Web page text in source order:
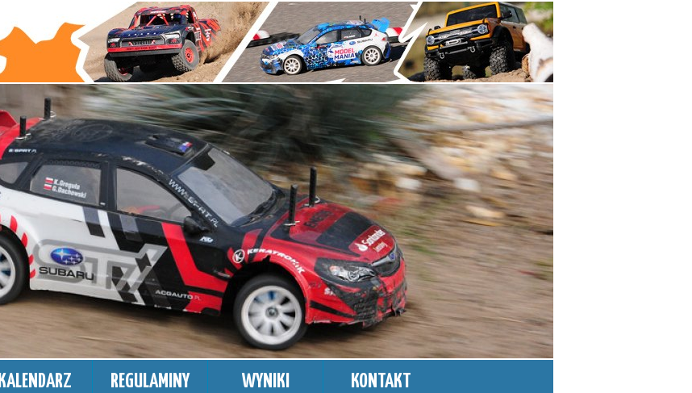
KALENDARZ REGULAMINY WYNIKI KONTAKT